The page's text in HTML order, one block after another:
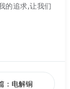
的追求,让我们
：电解铜